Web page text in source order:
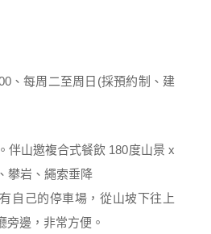
、每周二至周日(採預約制、建
自己的停車場，從山坡下往上
旁邊，非常方便。